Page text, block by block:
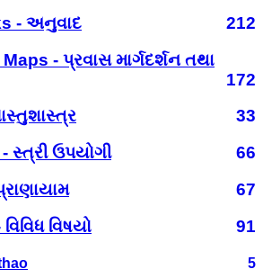
- અનુવાદ
212
- પ્રવાસ માર્ગદર્શન તથા
172
33
સ્ત્રી ઉપયોગી
66
67
વિષયો
91
5